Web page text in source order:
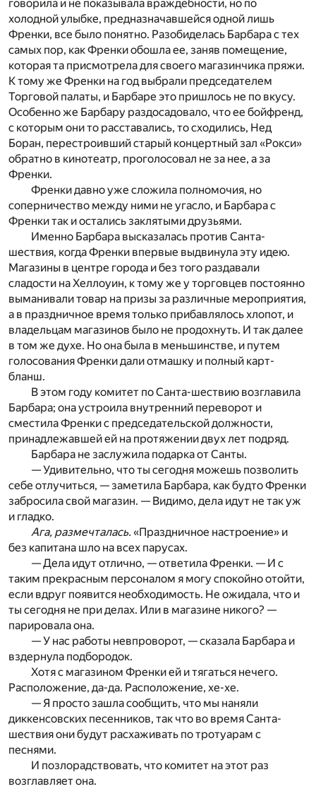
говорила и не показывала враждебности, но по
холодной улыбке, предназначавшейся одной лишь
Френки, все было понятно. Разобиделась Барбара с тех
самых пор, как Френки обошла ее, заняв помещение,
которая та присмотрела для своего магазинчика пряжи.
К тому же Френки на год выбрали председателем
Торговой палаты, и Барбаре это пришлось не по вкусу.
Особенно же Барбару раздосадовало, что ее бойфренд,
с которым они то расставались, то сходились, Нед
Боран, перестроивший старый концертный зал «Рокси»
обратно в кинотеатр, проголосовал не за нее, а за
Френки.
Френки давно уже сложила полномочия, но
соперничество между ними не угасло, и Барбара с
Френки так и остались заклятыми друзьями.
Именно Барбара высказалась против Санта-
шествия, когда Френки впервые выдвинула эту идею.
Магазины в центре города и без того раздавали
сладости на Хеллоуин, к тому же у торговцев постоянно
выманивали товар на призы за различные мероприятия,
а в праздничное время только прибавлялось хлопот, и
владельцам магазинов было не продохнуть. И так далее
в том же духе. Но она была в меньшинстве, и путем
голосования Френки дали отмашку и полный карт-
бланш.
В этом году комитет по Санта-шествию возглавила
Барбара; она устроила внутренний переворот и
сместила Френки с председательской должности,
принадлежавшей ей на протяжении двух лет подряд.
Барбара не заслужила подарка от Санты.
— Удивительно, что ты сегодня можешь позволить
себе отлучиться, — заметила Барбара, как будто Френки
забросила свой магазин. — Видимо, дела идут не так уж
и гладко.
Ага, размечталась. «Праздничное настроение» и
без капитана шло на всех парусах.
— Дела идут отлично, — ответила Френки. — И с
таким прекрасным персоналом я могу спокойно отойти,
если вдруг появится необходимость. Не ожидала, что и
ты сегодня не при делах. Или в магазине никого? —
парировала она.
— У нас работы невпроворот, — сказала Барбара и
вздернула подбородок.
Хотя с магазином Френки ей и тягаться нечего.
Расположение, да-да. Расположение, хе-хе.
— Я просто зашла сообщить, что мы наняли
диккенсовских песенников, так что во время Санта-
шествия они будут расхаживать по тротуарам с
песнями.
И позлорадствовать, что комитет на этот раз
возглавляет она.